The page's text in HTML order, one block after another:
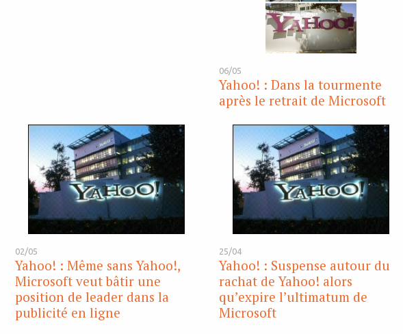
06/05
Yahoo! : Dans la tourmente
après le retrait de Microsoft
02/05
Yahoo! : Même sans Yahoo!,
Microsoft veut bâtir une
position de leader dans la
publicité en ligne
25/04
Yahoo! : Suspense autour du
rachat de Yahoo! alors
qu’expire l’ultimatum de
Microsoft